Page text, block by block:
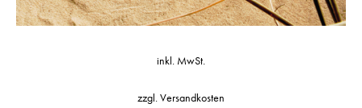
inkl. MwSt.
zzgl.Versandkosten